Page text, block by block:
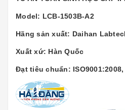
Model: LCB-1503B-A2
Hãng sản xuất: Daihan
Xuất xứ: Hàn Quốc
Đạt tiêu chuẩn: ISO9001:2008,